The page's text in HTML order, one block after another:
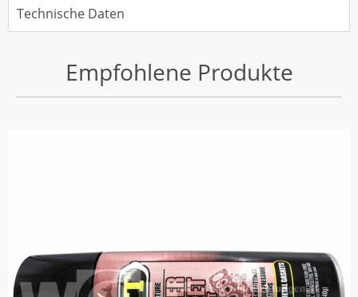
Technische Daten
Empfohlene Produkte